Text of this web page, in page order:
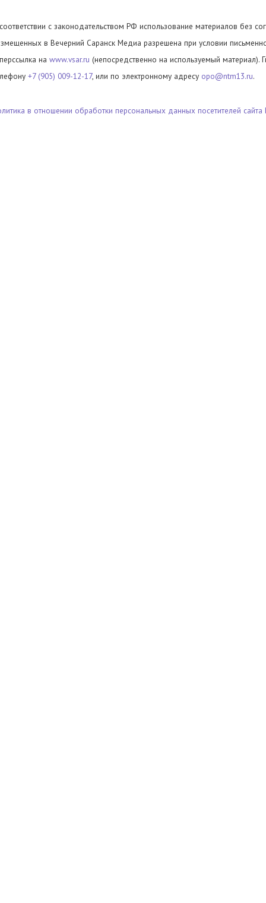
с законодательством РФ использование материалов без
в Вечерний Саранск Медиа разрешена при условии
на www.vsar.ru (непосредственно на используемый материал).
+7 (905) 009-12-17, или по электронному адресу opo@ntm13.ru.
в отношении обработки персональных данных посетителей